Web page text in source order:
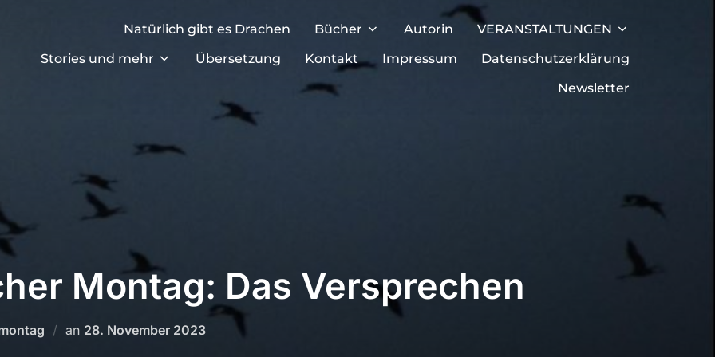
Natürlich gibt es Drachen Bücher Autorin
VERANSTALTUNGEN
Stories und mehr
Übersetzung Kontakt Impressum
Datenschutzerklärung
Newsletter
Montag: Das Versprechen
an Veröffentlicht
28. November 2023